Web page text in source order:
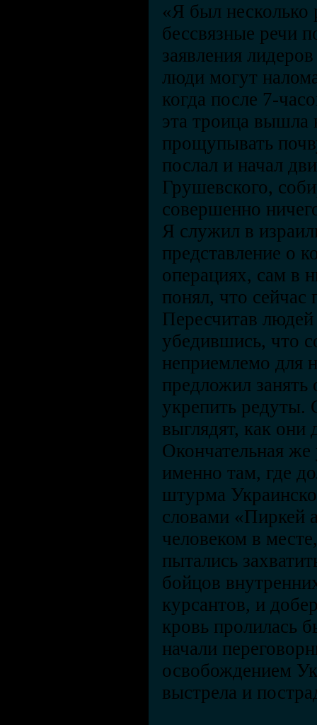
«Я был
бессвязные речи
заявления
люди могут
когда после 7-
эта троица вышла
прощупывать
послал и начал
Грушевского,
совершенно
Я служил в
представление о
операциях, сам в
понял, что сейчас
Пересчитав
убедившись, что
неприемлемо для
предложил
укрепить редуты.
выглядят, как
Окончательная же
именно там, где
штурма
словами «Пиркей
человеком в
пытались
бойцов
курсантов, и
кровь пролилась
начали
освобождением
выстрела и